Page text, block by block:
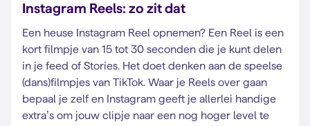
Instagram Reels: zo zit dat
Een heuse Instagram Reel opnemen? Een Reel is een
kort filmpje van 15 tot 30 seconden die je kunt delen
in je feed of Stories. Het doet denken aan de speelse
(dans)filmpjes van TikTok. Waar je Reels over gaan
bepaal je zelf en Instagram geeft je allerlei handige
extra’s om jouw clipje naar een nog hoger level te